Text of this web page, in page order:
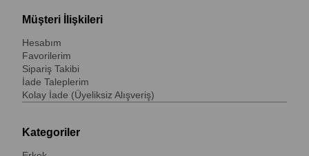
Müşteri İlişkileri
Hesabım
Favorilerim
Sipariş Takibi
İade Taleplerim
Kolay İade (Üyeliksiz Alışveriş)
Kategoriler